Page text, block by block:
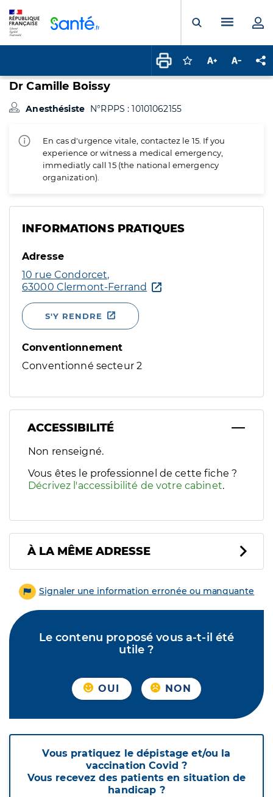
Ouvrir laMenu
Connectez-vous
Augmenter la
Dr Camille Boissy
Anesthésiste N°RPPS : 10101062155
En cas d'urgence vitale, contactez le 15. If you
experience or witness a medical emergency,
immediatly call 15 (the national emergency
organization).
INFORMATIONS PRATIQUES
Adresse
10 rue Condorcet,
63000 Clermont-Ferrand
S'Y RENDRE
Conventionnement
Conventionné secteur 2
ACCESSIBILITÉ
Filtres
Sélectionnez un ou plusieurs handicaps/besoins
Non renseigné.
Vous êtes le professionnel de cette fiche ?
Décrivez l'accessibilité de votre cabinet.
À LA MÊME ADRESSE
Signaler une information erronée ou manquante
Le contenu proposé vous a-t-il été
utile ?
OUI NON
Vous pratiquez le dépistage et/ou la
vaccination Covid ?
Vous recevez des patients en situation de
handicap ?